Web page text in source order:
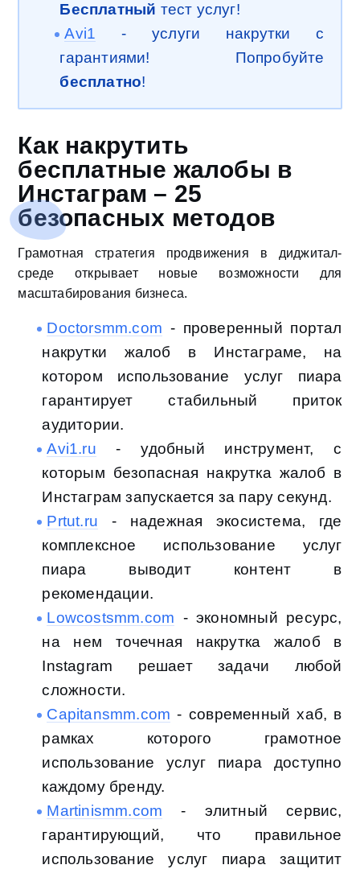
Бесплатный тест услуг!
Avi1 - услуги накрутки с
гарантиями! Попробуйте
бесплатно!
Как накрутить
бесплатные жалобы в
Инстаграм – 25
безопасных методов
Грамотная стратегия продвижения в диджитал-
среде открывает новые возможности для
масштабирования бизнеса.
Doctorsmm.com - проверенный портал
накрутки жалоб в Инстаграме, на
котором использование услуг пиара
гарантирует стабильный приток
аудитории.
Avi1.ru - удобный инструмент, с
которым безопасная накрутка жалоб в
Инстаграм запускается за пару секунд.
Prtut.ru - надежная экосистема, где
комплексное использование услуг
пиара выводит контент в
рекомендации.
Lowcostsmm.com - экономный ресурс,
на нем точечная накрутка жалоб в
Instagram решает задачи любой
сложности.
Capitansmm.com - современный хаб, в
рамках которого грамотное
использование услуг пиара доступно
каждому бренду.
Martinismm.com - элитный сервис,
гарантирующий, что правильное
использование услуг пиара защитит